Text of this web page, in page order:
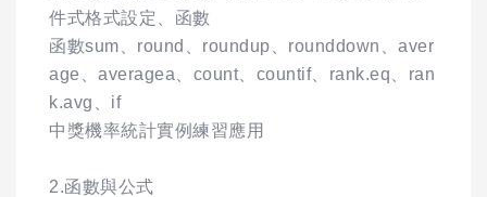
件式格式設定、函數
函數sum、round、roundup、rounddown、aver
age、averagea、count、countif、rank.eq、ran
k.avg、if
中獎機率統計實例練習應用
2.函數與公式